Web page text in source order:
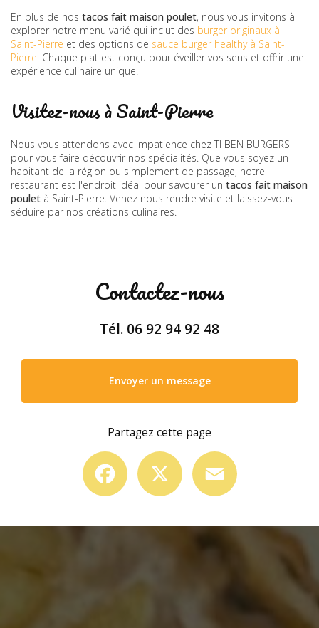
En plus de nos tacos fait maison poulet, nous vous invitons à
explorer notre menu varié qui inclut des burger originaux à
Saint-Pierre et des options de sauce burger healthy à Saint-
Pierre. Chaque plat est conçu pour éveiller vos sens et offrir une
expérience culinaire unique.
Visitez-nous à Saint-Pierre
Nous vous attendons avec impatience chez TI BEN BURGERS
pour vous faire découvrir nos spécialités. Que vous soyez un
habitant de la région ou simplement de passage, notre
restaurant est l'endroit idéal pour savourer un tacos fait maison
poulet à Saint-Pierre. Venez nous rendre visite et laissez-vous
séduire par nos créations culinaires.
Contactez-nous
Tél. 06 92 94 92 48
Envoyer un message
Partagez cette page
Facebook